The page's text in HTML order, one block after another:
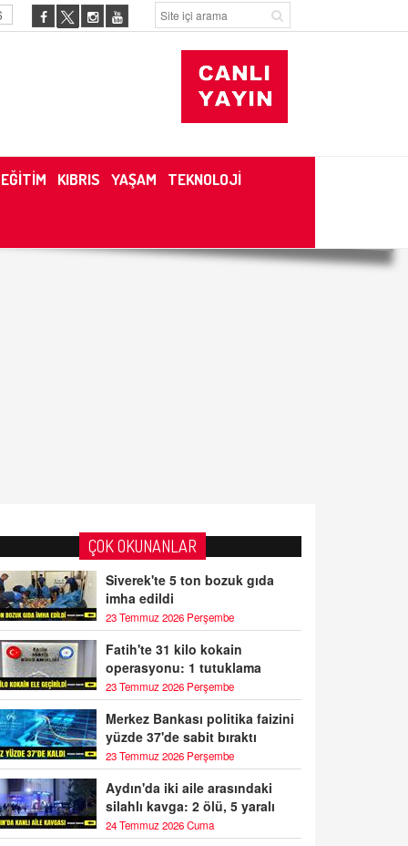
EĞİTİM KIBRIS YAŞAM TEKNOLOJİ
ÇOK OKUNANLAR
Siverek'te 5 ton bozuk gıda
imha edildi
23 Temmuz 2026 Perşembe
Fatih'te 31 kilo kokain
operasyonu: 1 tutuklama
23 Temmuz 2026 Perşembe
Merkez Bankası politika faizini
yüzde 37'de sabit bıraktı
23 Temmuz 2026 Perşembe
Aydın'da iki aile arasındaki
silahlı kavga: 2 ölü, 5 yaralı
24 Temmuz 2026 Cuma